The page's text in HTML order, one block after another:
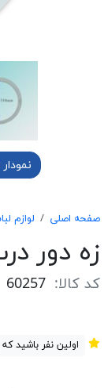
صفحه اصلی لوازم
زه دور
کد کالا: 60257
اولین نفر باشید